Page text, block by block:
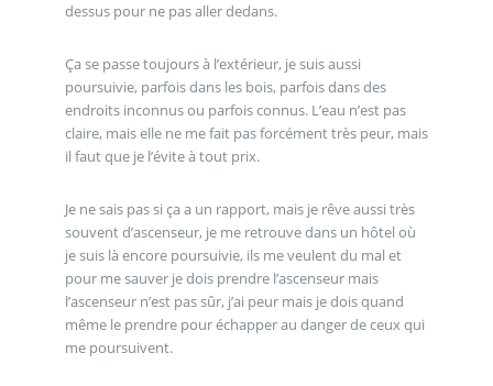
dessus pour ne pas aller dedans.
Ça se passe toujours à l’extérieur, je suis aussi
poursuivie, parfois dans les bois, parfois dans des
endroits inconnus ou parfois connus. L’eau n’est pas
claire, mais elle ne me fait pas forcément très peur, mais
il faut que je l’évite à tout prix.
Je ne sais pas si ça a un rapport, mais je rêve aussi très
souvent d’ascenseur, je me retrouve dans un hôtel où
je suis là encore poursuivie, ils me veulent du mal et
pour me sauver je dois prendre l’ascenseur mais
l’ascenseur n’est pas sûr, j’ai peur mais je dois quand
même le prendre pour échapper au danger de ceux qui
me poursuivent.